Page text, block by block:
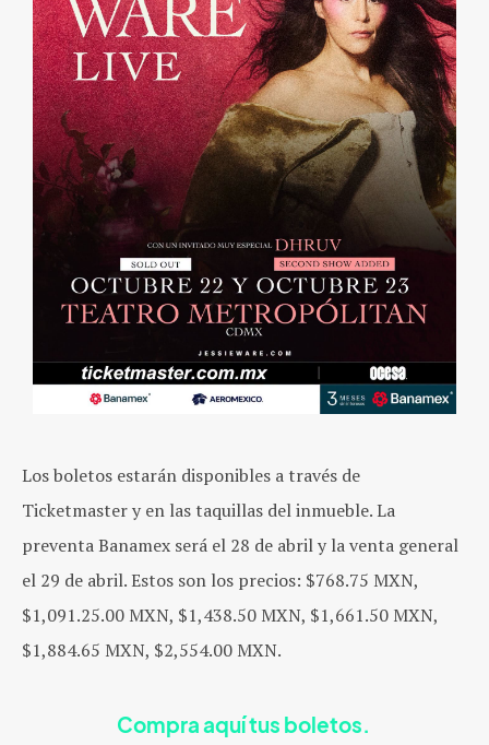
Los boletos estarán disponibles a través de
Ticketmaster y en las taquillas del inmueble. La
preventa Banamex será el 28 de abril y la venta general
el 29 de abril. Estos son los precios: $768.75 MXN,
$1,091.25.00 MXN, $1,438.50 MXN, $1,661.50 MXN,
$1,884.65 MXN, $2,554.00 MXN.
Compra aquí tus boletos.